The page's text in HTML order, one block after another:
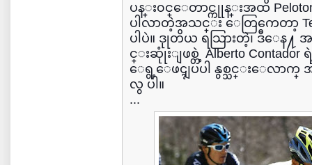
ပန္း၀င္ေတာင္ကုုန္းအထိ
ပါလာတဲ့အသင္း ေတြကေတာ့
ပါပဲ။ ဒုုတိယ ရသြားတဲ့၊ ဒီေန
င္းဆုုံးျဖစ္တဲ့ Alberto
ေရွ့ေဖၚျပပါ နွစ္သင္းေလာက္
လွ ပါ။
...